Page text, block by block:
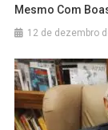
Mesmo Com
12 de dezembro